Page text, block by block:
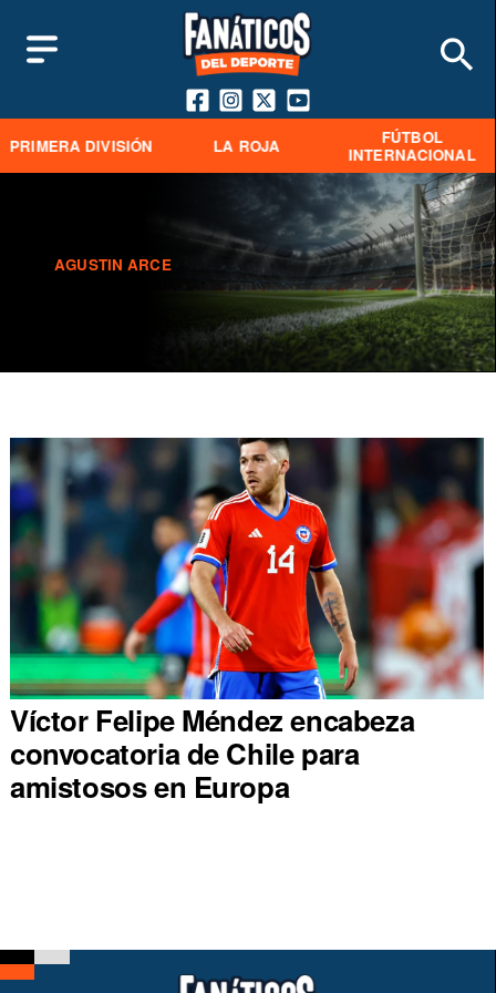
PRIMERA DIVISIÓN LA ROJA
FÚTBOL
INTERNACIONAL
AGUSTIN ARCE
Víctor Felipe Méndez encabeza
convocatoria de Chile para
amistosos en Europa